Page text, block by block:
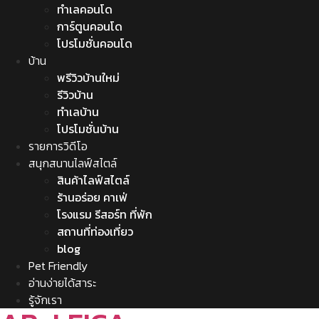
ทำเลคอนโด
การ์ตูนคอนโด
โปรโมชั่นคอนโด
บ้าน
พรีวิวบ้านใหม่
รีวิวบ้าน
ทำเลบ้าน
โปรโมชั่นบ้าน
รายการวิดีโอ
สนุกสนานไลฟ์สไตล์
สินค้าไลฟ์สไตล์
ร้านอร่อย คาเฟ่
โรงแรม รีสอร์ท ที่พัก
สถานที่ท่องเที่ยว
blog
Pet Friendly
อ่านง่ายได้สาระ
รู้จักเรา